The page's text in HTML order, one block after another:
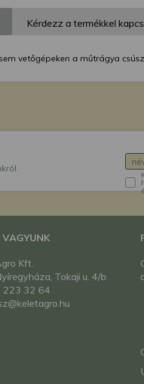
Kérdezz a termékkel
vetőgépeken a műtrágya
VAGYUNK
Kft.
Tokaji u. 4/b
223 32 64